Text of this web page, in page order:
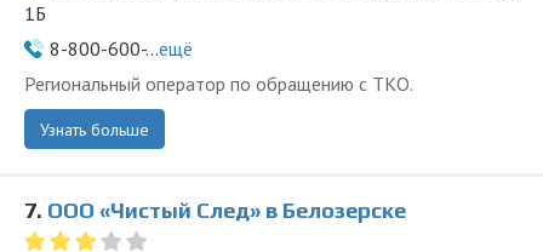
1Б
8-800-600-...ещё
Региональный оператор по обращению с ТКО.
Узнать больше
7. ООО «Чистый След» в Белозерске